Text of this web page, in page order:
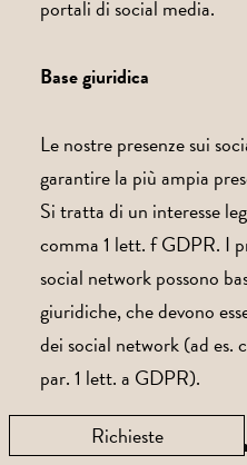
portali di social media.
Base giuridica
Le nostre presenze sui
garantire la più ampia
Si tratta di un interesse
comma 1 lett. f GDPR. I
social network possono
giuridiche, che devono
dei social network (ad es.
par. 1 lett. a GDPR).
Titolare del trattamento
Richieste